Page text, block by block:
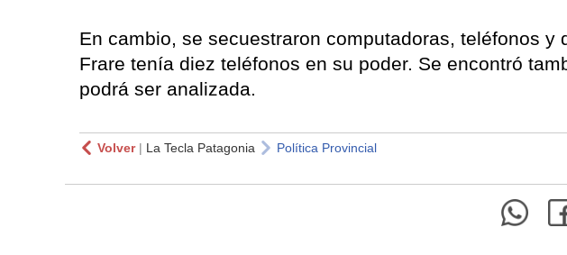
En cambio, se secuestraron computadoras, teléfonos y
Frare tenía diez teléfonos en su poder. Se encontró
podrá ser analizada.
Volver| La Tecla Patagonia Política Provincial